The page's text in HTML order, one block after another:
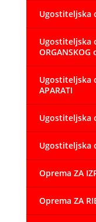
Ugostiteljska
Ugostiteljska
ORGANSKOG
Ugostiteljska
APARATI
Ugostiteljska
Ugostiteljska
Oprema ZA
Oprema ZA